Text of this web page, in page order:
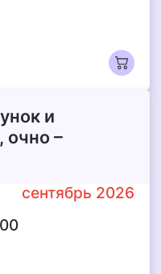
и
очно –
сентябрь 2026